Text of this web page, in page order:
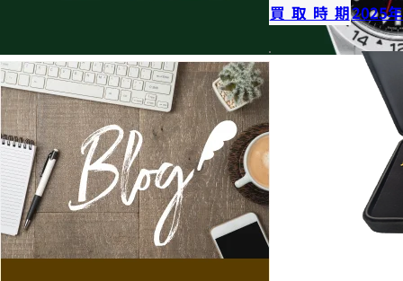
買取時期2025